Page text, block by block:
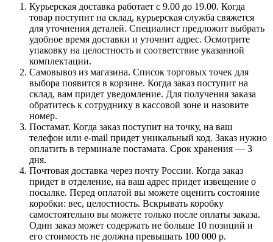
Курьерская доставка работает с 9.00 до 19.00. Когда
товар поступит на склад, курьерская служба свяжется
для уточнения деталей. Специалист предложит выбрать
удобное время доставки и уточнит адрес. Осмотрите
упаковку на целостность и соответствие указанной
комплектации.
Самовывоз из магазина. Список торговых точек для
выбора появится в корзине. Когда заказ поступит на
склад, вам придет уведомление. Для получения заказа
обратитесь к сотруднику в кассовой зоне и назовите
номер.
Постамат. Когда заказ поступит на точку, на ваш
телефон или e-mail придет уникальный код. Заказ нужно
оплатить в терминале постамата. Срок хранения — 3
дня.
Почтовая доставка через почту России. Когда заказ
придет в отделение, на ваш адрес придет извещение о
посылке. Перед оплатой вы можете оценить состояние
коробки: вес, целостность. Вскрывать коробку
самостоятельно вы можете только после оплаты заказа.
Один заказ может содержать не больше 10 позиций и
его стоимость не должна превышать 100 000 р.